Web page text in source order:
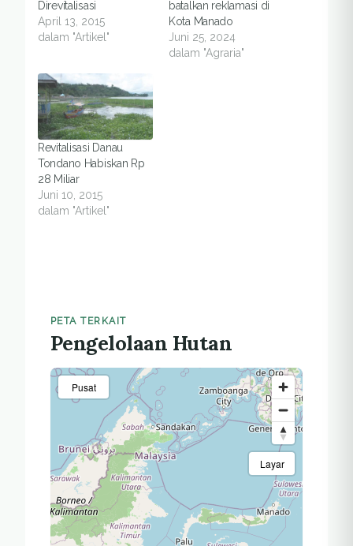
Direvitalisasi
April 13, 2015
dalam "Artikel"
batalkan reklamasi di
Kota Manado
Juni 25, 2024
dalam "Agraria"
Revitalisasi Danau
Tondano Habiskan Rp
28 Miliar
Juni 10, 2015
dalam "Artikel"
PETA TERKAIT
Pengelolaan Hutan
Pusat
Layar